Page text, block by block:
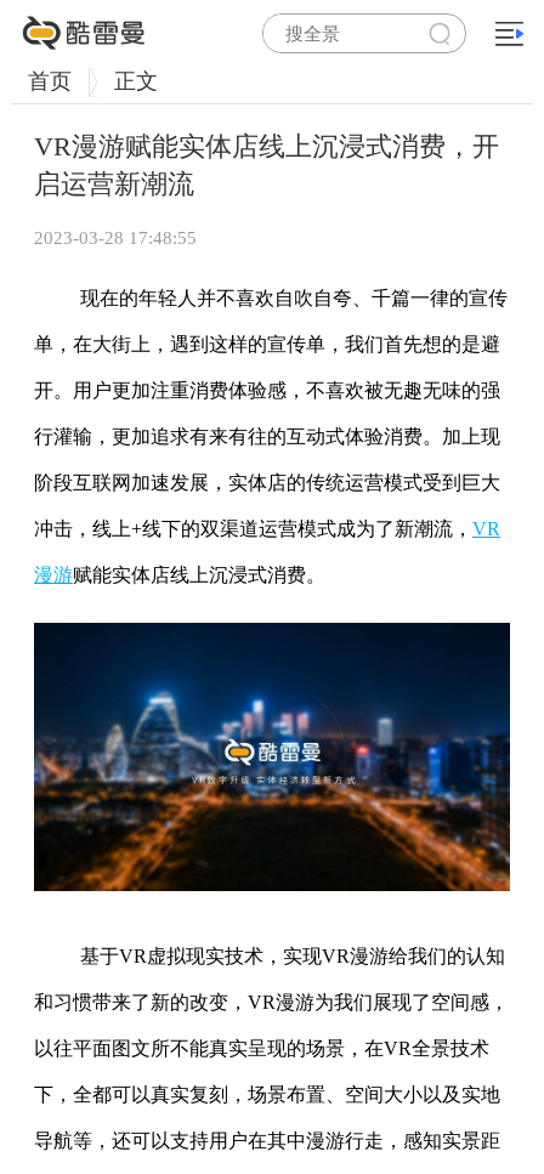
首页 正文
VR漫游赋能实体店线上沉浸式消费，开
启运营新潮流
2023-03-28 17:48:55
现在的年轻人并不喜欢自吹自夸、千篇一律的宣传
单，在大街上，遇到这样的宣传单，我们首先想的是避
开。用户更加注重消费体验感，不喜欢被无趣无味的强
行灌输，更加追求有来有往的互动式体验消费。加上现
阶段互联网加速发展，实体店的传统运营模式受到巨大
冲击，线上+线下的双渠道运营模式成为了新潮流， VR
漫游赋能实体店线上沉浸式消费。
基于VR虚拟现实技术，实现VR漫游给我们的认知
和习惯带来了新的改变，VR漫游为我们展现了空间感，
以往平面图文所不能真实呈现的场景，在VR全景技术
下，全都可以真实复刻，场景布置、空间大小以及实地
导航等，还可以支持用户在其中漫游行走，感知实景距